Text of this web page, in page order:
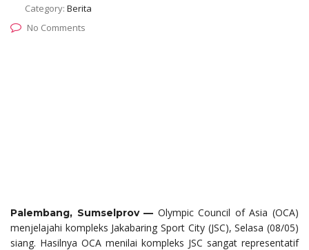
Category: Berita
No Comments
Palembang, Sumselprov — Olympic Council of Asia (OCA)
menjelajahi kompleks Jakabaring Sport City (JSC), Selasa (08/05)
siang. Hasilnya OCA menilai kompleks JSC sangat representatif